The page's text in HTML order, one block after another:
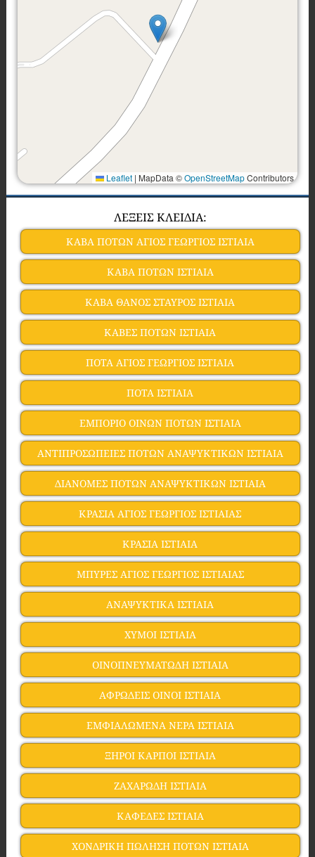
Leaflet | MapData ©OpenStreetMapContributors
ΛΕΞΕΙΣ ΚΛΕΙΔΙΑ:
ΚΑΒΑ ΠΟΤΩΝ ΑΓΙΟΣ ΓΕΩΡΓΙΟΣ ΙΣΤΙΑΙΑ
ΚΑΒΑ ΠΟΤΩΝ ΙΣΤΙΑΙΑ
ΚΑΒΑ ΘΑΝΟΣ ΣΤΑΥΡΟΣ ΙΣΤΙΑΙΑ
ΚΑΒΕΣ ΠΟΤΩΝ ΙΣΤΙΑΙΑ
ΠΟΤΑ ΑΓΙΟΣ ΓΕΩΡΓΙΟΣ ΙΣΤΙΑΙΑ
ΠΟΤΑ ΙΣΤΙΑΙΑ
ΕΜΠΟΡΙΟ ΟΙΝΩΝ ΠΟΤΩΝ ΙΣΤΙΑΙΑ
ΑΝΤΙΠΡΟΣΩΠΕΙΕΣ ΠΟΤΩΝ ΑΝΑΨΥΚΤΙΚΩΝ ΙΣΤΙΑΙΑ
ΔΙΑΝΟΜΕΣ ΠΟΤΩΝ ΑΝΑΨΥΚΤΙΚΩΝ ΙΣΤΙΑΙΑ
ΚΡΑΣΙΑ ΑΓΙΟΣ ΓΕΩΡΓΙΟΣ ΙΣΤΙΑΙΑΣ
ΚΡΑΣΙΑ ΙΣΤΙΑΙΑ
ΜΠΥΡΕΣ ΑΓΙΟΣ ΓΕΩΡΓΙΟΣ ΙΣΤΙΑΙΑΣ
ΑΝΑΨΥΚΤΙΚΑ ΙΣΤΙΑΙΑ
ΧΥΜΟΙ ΙΣΤΙΑΙΑ
ΟΙΝΟΠΝΕΥΜΑΤΩΔΗ ΙΣΤΙΑΙΑ
ΑΦΡΩΔΕΙΣ ΟΙΝΟΙ ΙΣΤΙΑΙΑ
ΕΜΦΙΑΛΩΜΕΝΑ ΝΕΡΑ ΙΣΤΙΑΙΑ
ΞΗΡΟΙ ΚΑΡΠΟΙ ΙΣΤΙΑΙΑ
ΖΑΧΑΡΩΔΗ ΙΣΤΙΑΙΑ
ΚΑΦΕΔΕΣ ΙΣΤΙΑΙΑ
ΧΟΝΔΡΙΚΗ ΠΩΛΗΣΗ ΠΟΤΩΝ ΙΣΤΙΑΙΑ